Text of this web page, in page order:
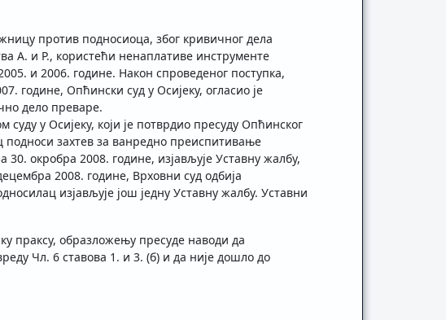
против подносиоца, због кривичног дела
А. и Р., користећи ненаплативе инструменте
и 2006. године. Након спроведеног поступка,
године, Опћински суд у Осијеку, огласио је
дело преваре.
у Осијеку, који је потврдио пресуду Опћинског
захтев за ванредно преиспитивање
окробра 2008. године, изјављује Уставну жалбу,
2008. године, Врховни суд одбија
изјављује још једну Уставну жалбу. Уставни
праксу, образложењу пресуде наводи да
Чл. 6 ставова 1. и 3. (б) и да није дошло до